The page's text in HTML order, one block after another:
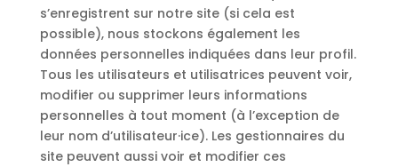
s’enregistrent sur notre site (si cela est
possible), nous stockons également les
données personnelles indiquées dans leur profil.
Tous les utilisateurs et utilisatrices peuvent voir,
modifier ou supprimer leurs informations
personnelles à tout moment (à l’exception de
leur nom d’utilisateur·ice). Les gestionnaires du
site peuvent aussi voir et modifier ces